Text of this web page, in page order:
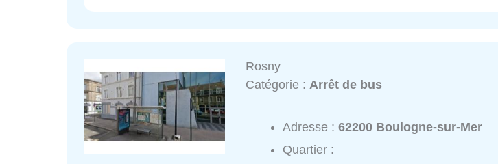
Rosny
Catégorie :Arrêt de bus
Adresse :62200 Boulogne-sur-Mer
Quartier :